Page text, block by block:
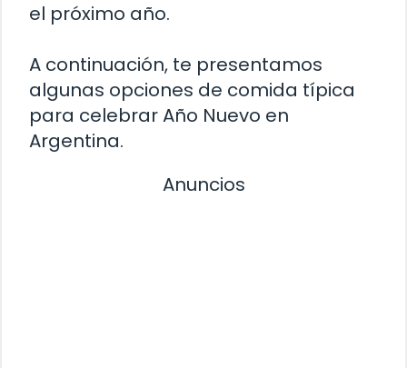
el próximo año.
A continuación, te presentamos
algunas opciones de comida típica
para celebrar Año Nuevo en
Argentina.
Anuncios